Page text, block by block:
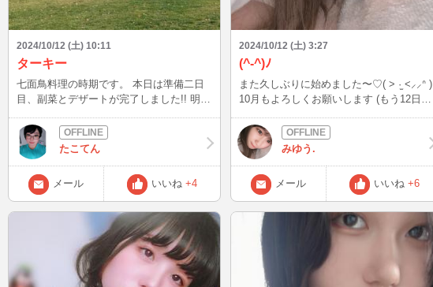
2024/10/12 (土) 10:11
ターキー
七面鳥料理の時期です。 本日は準備二日
目、副菜とデザートが完了しました!! 明日
ですが、メジャーリーグを観ながら準備し
てます、楽しい 写真はオーダーしてた七
面鳥を引き取りに行った場所より それで
はまたー
たこてん
メール いいね +4
2024/10/12 (土) 3:27
(^-^)ﾉ
また久しぶりに始めました〜♡( > ·̫ <⸝⸝ᐢ )
10月もよろしくお願いします (もう12日経
たやめます
みゆう.
メール いいね +6